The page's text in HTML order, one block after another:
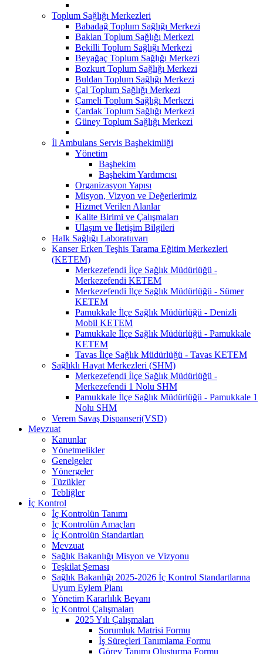
Toplum Sağlığı Merkezleri
Babadağ Toplum Sağlığı Merkezi
Baklan Toplum Sağlığı Merkezi
Bekilli Toplum Sağlığı Merkezi
Beyağaç Toplum Sağlığı Merkezi
Bozkurt Toplum Sağlığı Merkezi
Buldan Toplum Sağlığı Merkezi
Çal Toplum Sağlığı Merkezi
Çameli Toplum Sağlığı Merkezi
Çardak Toplum Sağlığı Merkezi
Güney Toplum Sağlığı Merkezi
İl Ambulans Servis Başhekimliği
Yönetim
Başhekim
Başhekim Yardımcısı
Organizasyon Yapısı
Misyon, Vizyon ve Değerlerimiz
Hizmet Verilen Alanlar
Kalite Birimi ve Çalışmaları
Ulaşım ve İletişim Bilgileri
Halk Sağlığı Laboratuvarı
Kanser Erken Teşhis Tarama Eğitim Merkezleri
(KETEM)
Merkezefendi İlçe Sağlık Müdürlüğü -
Merkezefendi KETEM
Merkezefendi İlçe Sağlık Müdürlüğü - Sümer
KETEM
Pamukkale İlçe Sağlık Müdürlüğü - Denizli
Mobil KETEM
Pamukkale İlçe Sağlık Müdürlüğü - Pamukkale
KETEM
Tavas İlçe Sağlık Müdürlüğü - Tavas KETEM
Sağlıklı Hayat Merkezleri (SHM)
Merkezefendi İlçe Sağlık Müdürlüğü -
Merkezefendi 1 Nolu SHM
Pamukkale İlçe Sağlık Müdürlüğü - Pamukkale 1
Nolu SHM
Verem Savaş Dispanseri(VSD)
Mevzuat
Kanunlar
Yönetmelikler
Genelgeler
Yönergeler
Tüzükler
Tebliğler
İç Kontrol
İç Kontrolün Tanımı
İç Kontrolün Amaçları
İç Kontrolün Standartları
Mevzuat
Sağlık Bakanlığı Misyon ve Vizyonu
Teşkilat Şeması
Sağlık Bakanlığı 2025-2026 İç Kontrol Standartlarına
Uyum Eylem Planı
Yönetim Kararlılık Beyanı
İç Kontrol Çalışmaları
2025 Yılı Çalışmaları
Sorumluk Matrisi Formu
İş Süreçleri Tanımlama Formu
Görev Tanımı Oluşturma Formu